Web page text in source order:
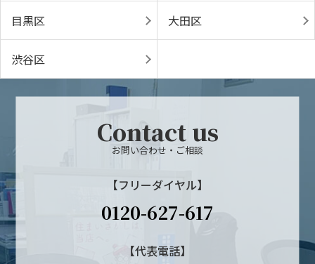
目黒区 大田区
渋谷区
Contact us
お問い合わせ・ご相談
【フリーダイヤル】
0120-627-617
【代表電話】